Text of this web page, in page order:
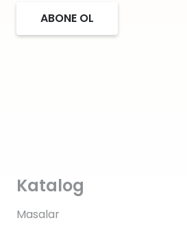
ABONE OL
Katalog
Masalar